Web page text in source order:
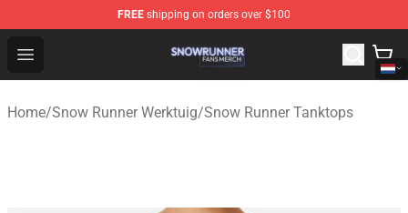
FREE shipping on orders over $100
Open menu
Snow Runner Shop - Official Snow Runner Merchandise
Home/Snow Runner Werktuig/Snow Runner Tanktops